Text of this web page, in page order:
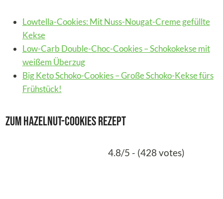
Lowtella-Cookies: Mit Nuss-Nougat-Creme gefüllte
Kekse
Low-Carb Double-Choc-Cookies – Schokokekse mit
weißem Überzug
Big Keto Schoko-Cookies – Große Schoko-Kekse fürs
Frühstück!
Zum Hazelnut-Cookies Rezept
4.8/5 - (428 votes)